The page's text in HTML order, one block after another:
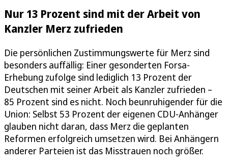
Nur 13 Prozent sind mit der Arbeit von
Kanzler Merz zufrieden
Die persönlichen Zustimmungswerte für Merz sind
besonders auffällig: Einer gesonderten Forsa-
Erhebung zufolge sind lediglich 13 Prozent der
Deutschen mit seiner Arbeit als Kanzler zufrieden –
85 Prozent sind es nicht. Noch beunruhigender für die
Union: Selbst 53 Prozent der eigenen CDU-Anhänger
glauben nicht daran, dass Merz die geplanten
Reformen erfolgreich umsetzen wird. Bei Anhängern
anderer Parteien ist das Misstrauen noch größer.